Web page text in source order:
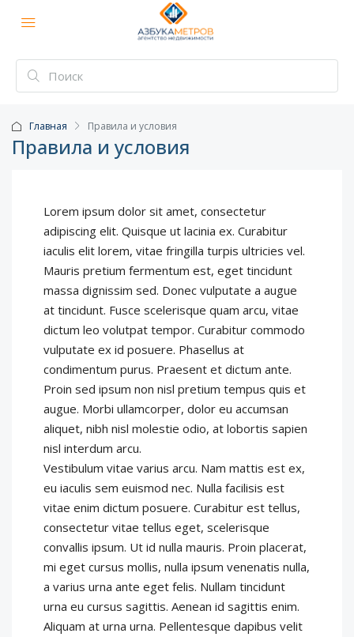
Главная Правила и условия
Правила и условия
Lorem ipsum dolor sit amet, consectetur
adipiscing elit. Quisque ut lacinia ex. Curabitur
iaculis elit lorem, vitae fringilla turpis ultricies vel.
Mauris pretium fermentum est, eget tincidunt
massa dignissim sed. Donec vulputate a augue
at tincidunt. Fusce scelerisque quam arcu, vitae
dictum leo volutpat tempor. Curabitur commodo
vulputate ex id posuere. Phasellus at
condimentum purus. Praesent et dictum ante.
Proin sed ipsum non nisl pretium tempus quis et
augue. Morbi ullamcorper, dolor eu accumsan
aliquet, nibh nisl molestie odio, at lobortis sapien
nisl interdum arcu.
Vestibulum vitae varius arcu. Nam mattis est ex,
eu iaculis sem euismod nec. Nulla facilisis est
vitae enim dictum posuere. Curabitur est tellus,
consectetur vitae tellus eget, scelerisque
convallis ipsum. Ut id nulla mauris. Proin placerat,
mi eget cursus mollis, nulla ipsum venenatis nulla,
a varius urna ante eget felis. Nullam tincidunt
urna eu cursus sagittis. Aenean id sagittis enim.
Aliquam at urna urna. Pellentesque dapibus velit